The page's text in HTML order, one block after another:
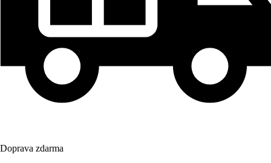
Doprava zdarma